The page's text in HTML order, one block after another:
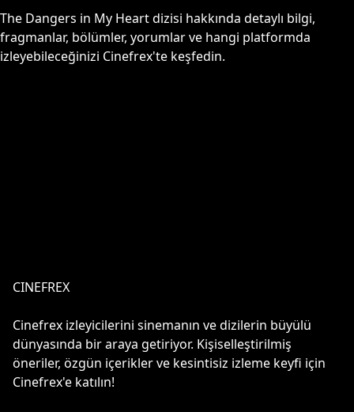
The Dangers in My Heartdizisi hakkında detaylı bilgi,
fragmanlar, bölümler, yorumlar ve hangi platformda
izleyebileceğinizi Cinefrex'te keşfedin.
CINEFREX
Cinefrex izleyicilerini sinemanın ve dizilerin büyülü
dünyasında bir araya getiriyor. Kişiselleştirilmiş
öneriler, özgün içerikler ve kesintisiz izleme keyfi için
Cinefrex'e katılın!